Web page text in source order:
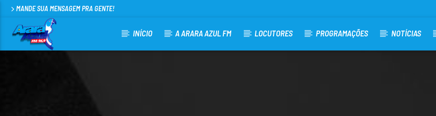
MANDE SUA MENSAGEM PRA GENTE!
INÍCIO A ARARA AZUL FM LOCUTORES PROGRAMAÇÕES NOTÍCIAS